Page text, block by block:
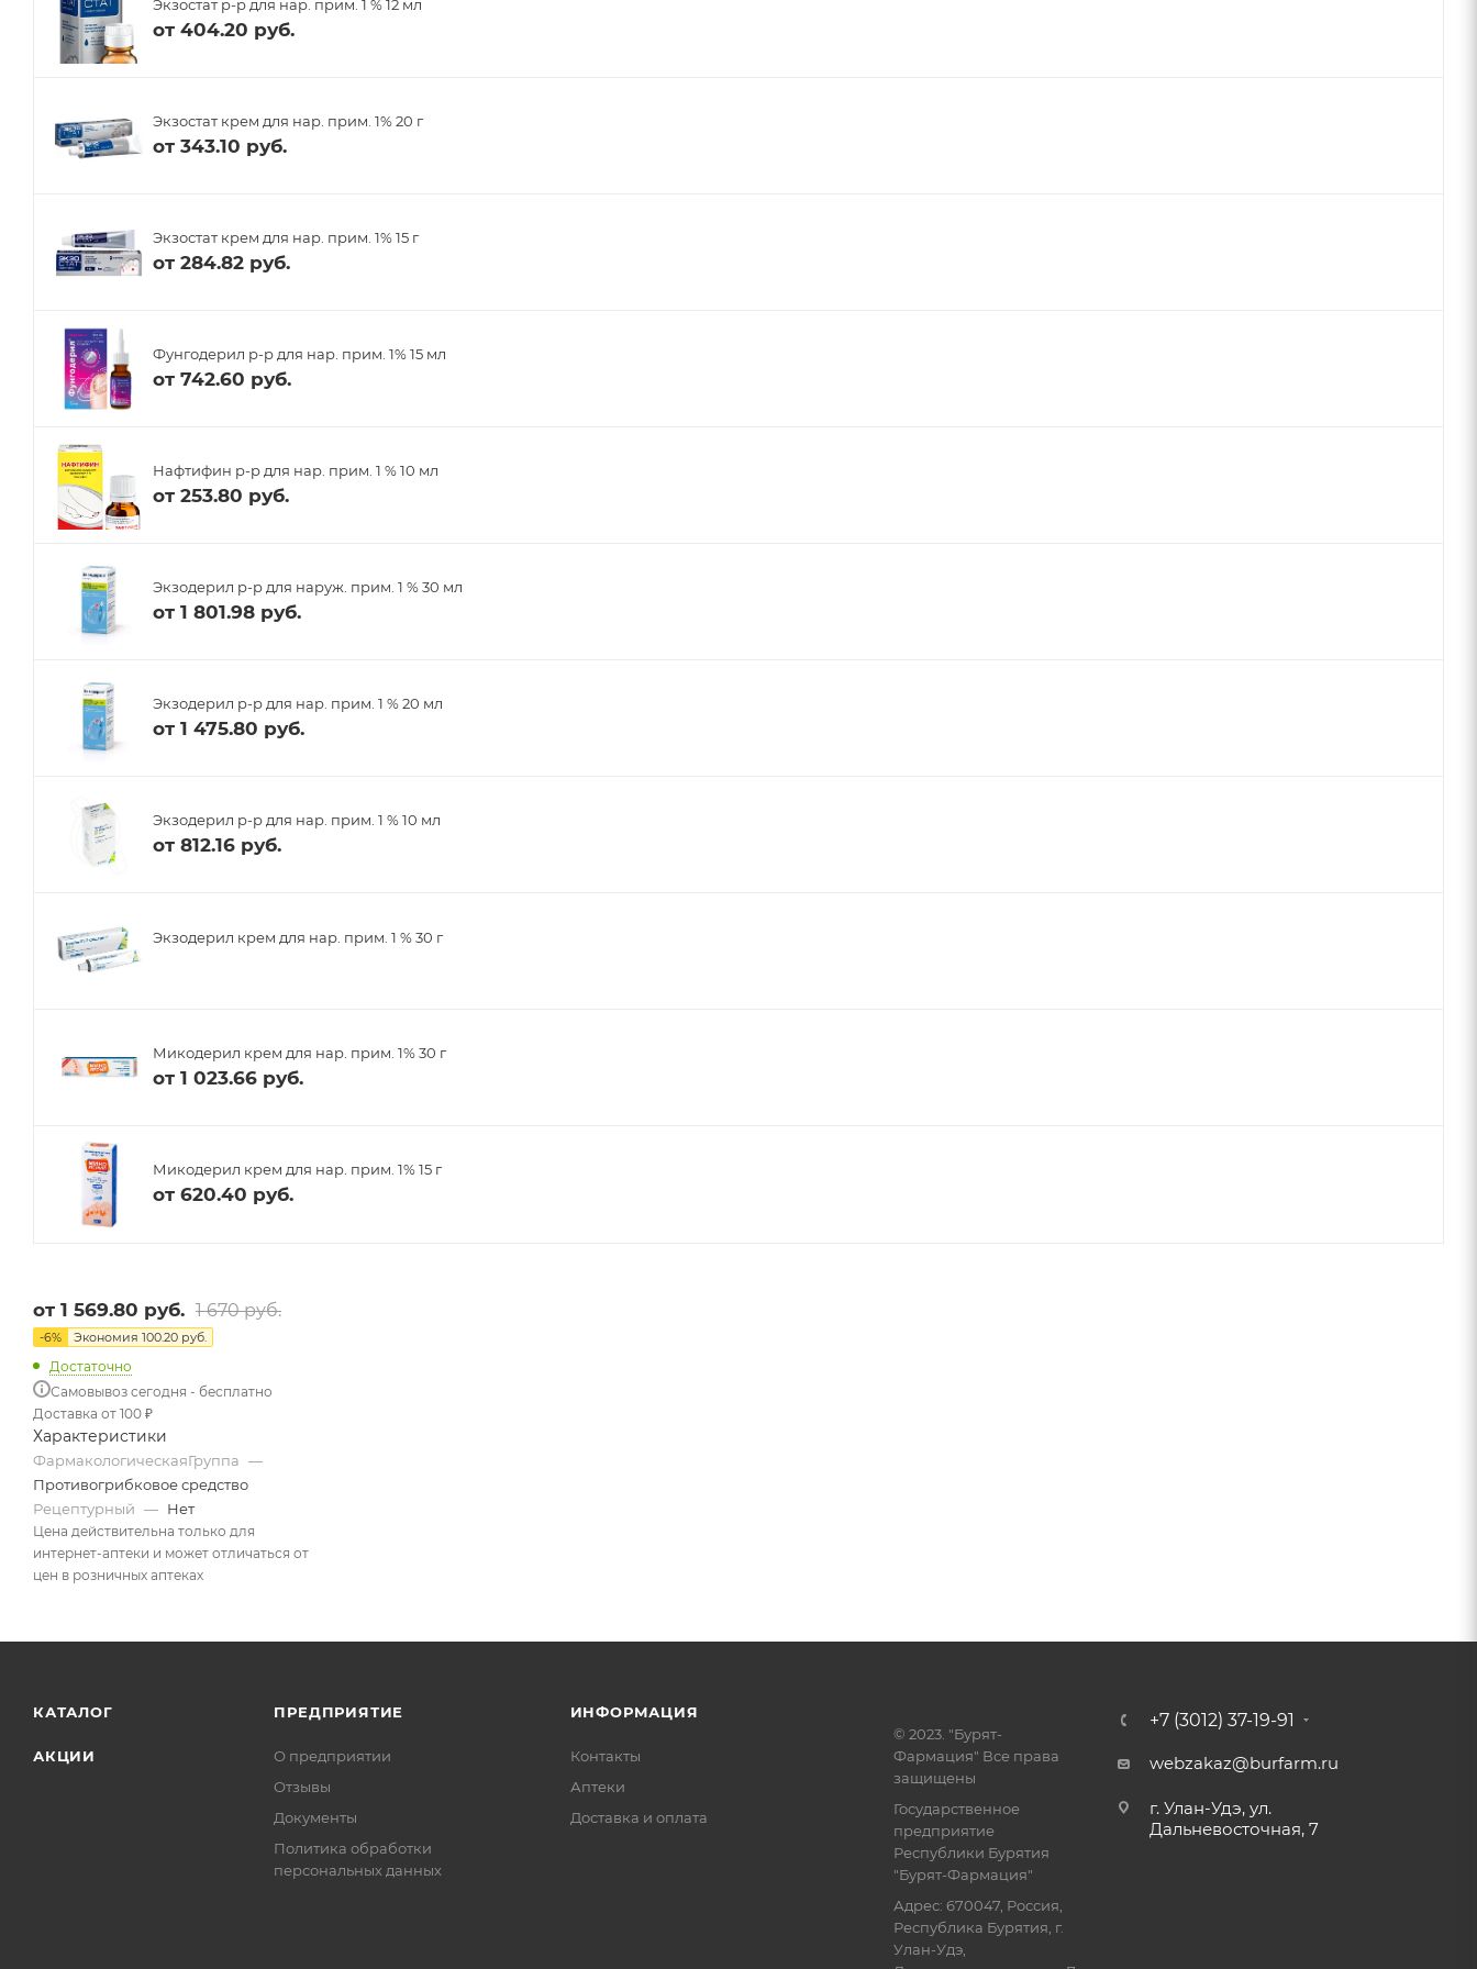
Экзостат р-р для нар. прим. 1 % 12 мл
от 404.20 руб.
Экзостат крем для нар. прим. 1% 20 г
от 343.10 руб.
Экзостат крем для нар. прим. 1% 15 г
от 284.82 руб.
Фунгодерил р-р для нар. прим. 1% 15 мл
от 742.60 руб.
Нафтифин р-р для нар. прим. 1 % 10 мл
от 253.80 руб.
Экзодерил р-р для наруж. прим. 1 % 30 мл
от 1 801.98 руб.
Экзодерил р-р для нар. прим. 1 % 20 мл
от 1 475.80 руб.
Экзодерил р-р для нар. прим. 1 % 10 мл
от 812.16 руб.
Экзодерил крем для нар. прим. 1 % 30 г
Микодерил крем для нар. прим. 1% 30 г
от 1 023.66 руб.
Микодерил крем для нар. прим. 1% 15 г
от 620.40 руб.
от 1 569.80 руб. 1 670 руб.
-6% Экономия 100.20 руб.
Достаточно
Самовывоз сегодня - бесплатно
Доставка от 100 ₽
Характеристики
ФармакологическаяГруппа —
Противогрибковое средство
Рецептурный — Нет
Цена действительна только для
интернет-аптеки и может отличаться от
цен в розничных аптеках
КАТАЛОГ
АКЦИИ
ПРЕДПРИЯТИЕ
О предприятии
Отзывы
Документы
Политика обработки
персональных данных
ИНФОРМАЦИЯ
Контакты
Аптеки
Доставка и оплата
© 2023. "Бурят-
Фармация" Все права
защищены
Государственное
предприятие
Республики Бурятия
"Бурят-Фармация"
Адрес: 670047, Россия,
Республика Бурятия, г.
Улан-Удэ,
+7 (3012) 37-19-91
webzakaz@burfarm.ru
г. Улан-Удэ, ул.
Дальневосточная, 7